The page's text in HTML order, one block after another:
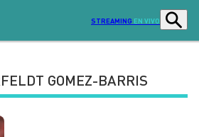
STREAMING EN VIVO
GOMEZ-BARRIS